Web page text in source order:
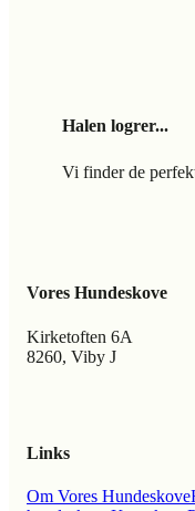
Halen logrer...
Vi finder de
Vores Hundeskove
Kirketoften 6A
8260, Viby J
Links
Om Vores Hundeskove